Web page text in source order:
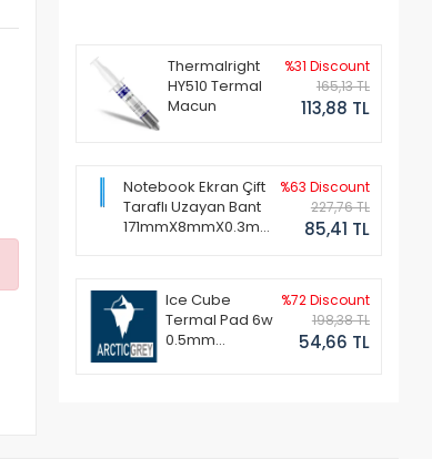
Thermalright
HY510 Termal
Macun
%31 Discount
165,13 TL
113,88 TL
Notebook Ekran Çift
Taraflı Uzayan Bant
171mmX8mmX0.3mm
%63 Discount
227,76 TL
85,41 TL
Ice Cube
Termal Pad 6w
0.5mm
%72 Discount
198,38 TL
54,66 TL